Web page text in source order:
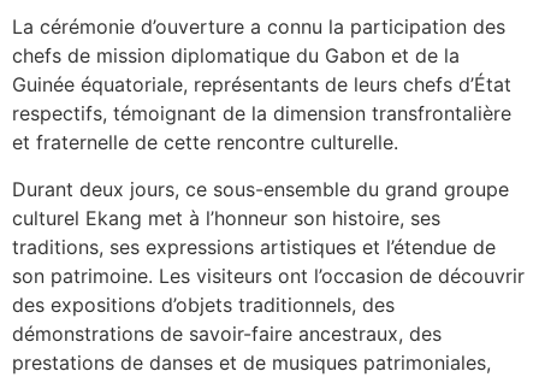
La cérémonie d’ouverture a connu la participation des
chefs de mission diplomatique du Gabon et de la
Guinée équatoriale, représentants de leurs chefs d’État
respectifs, témoignant de la dimension transfrontalière
et fraternelle de cette rencontre culturelle.
Durant deux jours, ce sous-ensemble du grand groupe
culturel Ekang met à l’honneur son histoire, ses
traditions, ses expressions artistiques et l’étendue de
son patrimoine. Les visiteurs ont l’occasion de découvrir
des expositions d’objets traditionnels, des
démonstrations de savoir-faire ancestraux, des
prestations de danses et de musiques patrimoniales,